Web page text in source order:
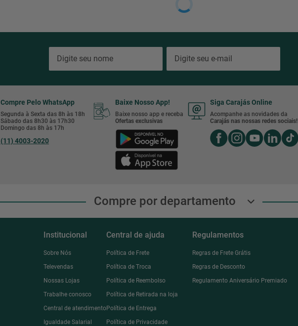
Compre Pelo WhatsApp
Segunda à Sexta das 8h às 18h
Sábado das 8h30 às 17h30
Domingo das 8h às 17h
(11) 4003-2020
Baixe Nosso App!
Baixe nosso app e receba
Ofertas exclusivas
Siga Carajás Online
Acompanhe as novidades da
Carajás nas nossas redes sociais!
Compre por departamento
Institucional
Sobre Nós
Televendas
Nossas Lojas
Trabalhe conosco
Central de atendimento
Igualdade Salarial
Central de ajuda
Política de Frete
Política de Troca
Política de Reembolso
Política de Retirada na loja
Política de Entrega
Política de Privacidade
Regulamentos
Regras de Frete Grátis
Regras de Desconto
Regulamento Aniversário Premiado